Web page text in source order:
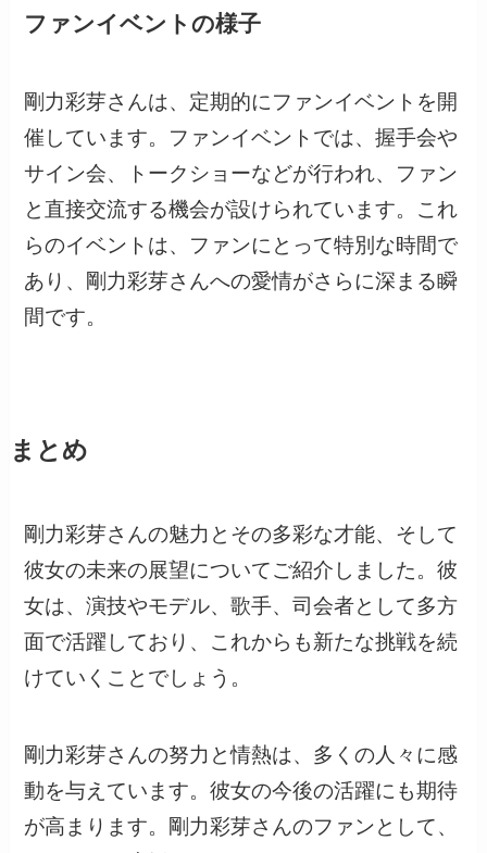
ファンイベントの様子
剛力彩芽さんは、定期的にファンイベントを開
催しています。ファンイベントでは、握手会や
サイン会、トークショーなどが行われ、ファン
と直接交流する機会が設けられています。これ
らのイベントは、ファンにとって特別な時間で
あり、剛力彩芽さんへの愛情がさらに深まる瞬
間です。
まとめ
剛力彩芽さんの魅力とその多彩な才能、そして
彼女の未来の展望についてご紹介しました。彼
女は、演技やモデル、歌手、司会者として多方
面で活躍しており、これからも新たな挑戦を続
けていくことでしょう。
剛力彩芽さんの努力と情熱は、多くの人々に感
動を与えています。彼女の今後の活躍にも期待
が高まります。剛力彩芽さんのファンとして、